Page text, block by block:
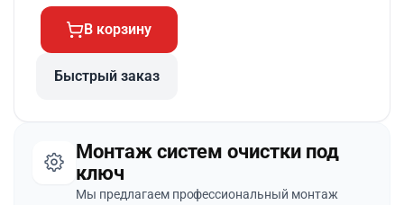
В корзину
Быстрый заказ
Монтаж систем очистки под
ключ
Мы предлагаем профессиональный монтаж